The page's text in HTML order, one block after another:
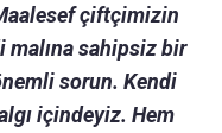
çiftçimizin
sahipsiz bir
sorun. Kendi
içindeyiz. Hem